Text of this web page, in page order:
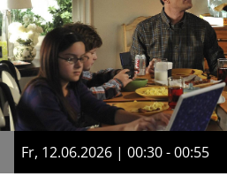
Fr, 12.06.2026 | 00:30 - 00:55